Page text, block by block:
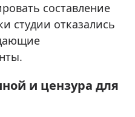
составление
студии отказались
и цензура для